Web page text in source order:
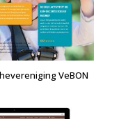
VeBON